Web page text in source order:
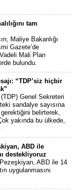
tam
Maliye Bakanlığı
Gazete’de
Mali Plan
bulundu.
“TDP’siz hiçbir
Genel Sekreteri
sandalye sayısına
belirterek,
yakında bu ülkede,
ABD ile
destekliyoruz
ABD ile 14
uygulanmasını